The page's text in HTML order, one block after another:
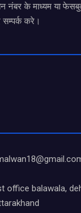
नंबर के माध्यम या
करे।
office balawala,